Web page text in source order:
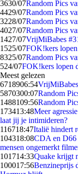
3630/07Random Pics
4429/07Random Pics
3228/07Random Pics
4027/07Random Pics
1427/07VrijMiBabes
1525/07FOK!kers
8325/07Random Pics
524/07FOK!kers lopen
Meest gelezen
6718906:54
5870300:07Random
1488109:56Random
173413:48Meer
laat jij je intimideren?
116718:47Italië hindert
104318:08CDA en D66
mensen ongemerkt
101714:33Quake krijgt
100017:56Benzineprijs